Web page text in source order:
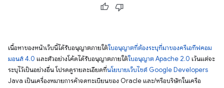
เนื้อหาของหน้าเว็บนี้ได้รับอนุญาตภายใต้ใบอนุญาตที่ต้องระบุที่มาของครีเอทีฟคอม
มอนส์ 4.0 และตัวอย่างโค้ดได้รับอนุญาตภายใต้ใบอนุญาต Apache 2.0 เว้นแต่จะ
ระบุไว้เป็นอย่างอื่น โปรดดูรายละเอียดที่นโยบายเว็บไซต์ Google Developers
Java เป็นเครื่องหมายการค้าจดทะเบียนของ Oracle และ/หรือบริษัทในเครือ